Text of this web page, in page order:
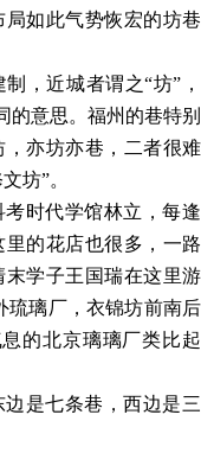
如此气势恢宏的坊巷
制，近城者谓之“坊”，
的意思。福州的巷特别
亦坊亦巷，二者很难
坊”。
时代学馆林立，每逢
的花店也很多，一路
学子王国瑞在这里游
琉璃厂，衣锦坊前南后
的北京璃璃厂类比起
是七条巷，西边是三